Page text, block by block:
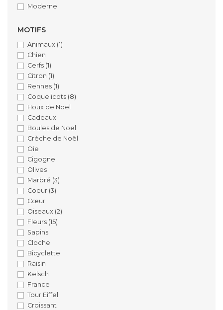
Moderne
MOTIFS
Animaux (1)
Chien
Cerfs (1)
Citron (1)
Rennes (1)
Coquelicots (8)
Houx de Noel
Cadeaux
Boules de Noel
Crèche de Noël
Oie
Cigogne
Olives
Marbré (3)
Coeur (3)
Cœur
Oiseaux (2)
Fleurs (15)
Sapins
Cloche
Bicyclette
Raisin
Kelsch
France
Tour Eiffel
Croissant